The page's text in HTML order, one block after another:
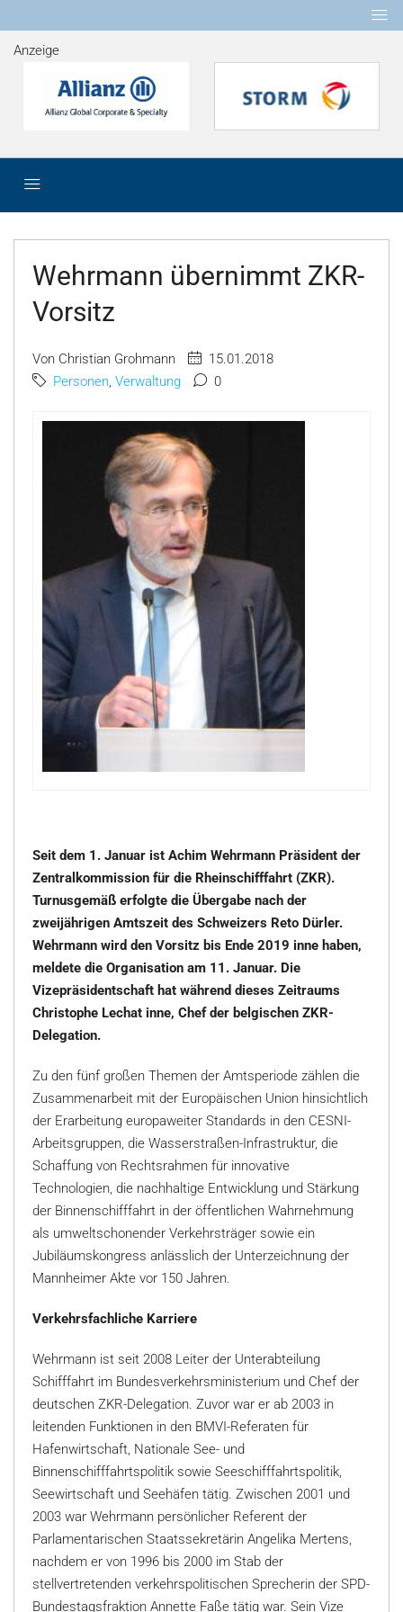
Anzeige
Wehrmann übernimmt ZKR-
Vorsitz
Von Christian Grohmann
15.01.2018
Personen, Verwaltung 0
Seit dem 1. Januar ist Achim Wehrmann Präsident der
Zentralkommission für die Rheinschifffahrt (ZKR).
Turnusgemäß erfolgte die Übergabe nach der
zweijährigen Amtszeit des Schweizers Reto Dürler.
Wehrmann wird den Vorsitz bis Ende 2019 inne haben,
meldete die Organisation am 11. Januar. Die
Vizepräsidentschaft hat während dieses Zeitraums
Christophe Lechat inne, Chef der belgischen ZKR-
Delegation.
Zu den fünf großen Themen der Amtsperiode zählen die
Zusammenarbeit mit der Europäischen Union hinsichtlich
der Erarbeitung europaweiter Standards in den CESNI-
Arbeitsgruppen, die Wasserstraßen-Infrastruktur, die
Schaffung von Rechtsrahmen für innovative
Technologien, die nachhaltige Entwicklung und Stärkung
der Binnenschifffahrt in der öffentlichen Wahrnehmung
als umweltschonender Verkehrsträger sowie ein
Jubiläumskongress anlässlich der Unterzeichnung der
Mannheimer Akte vor 150 Jahren.
Verkehrsfachliche Karriere
Wehrmann ist seit 2008 Leiter der Unterabteilung
Schifffahrt im Bundesverkehrsministerium und Chef der
deutschen ZKR-Delegation. Zuvor war er ab 2003 in
leitenden Funktionen in den BMVI-Referaten für
Hafenwirtschaft, Nationale See- und
Binnenschifffahrtspolitik sowie Seeschifffahrtspolitik,
Seewirtschaft und Seehäfen tätig. Zwischen 2001 und
2003 war Wehrmann persönlicher Referent der
Parlamentarischen Staatssekretärin Angelika Mertens,
nachdem er von 1996 bis 2000 im Stab der
stellvertretenden verkehrspolitischen Sprecherin der SPD-
Bundestagsfraktion Annette Faße tätig war. Sein Vize